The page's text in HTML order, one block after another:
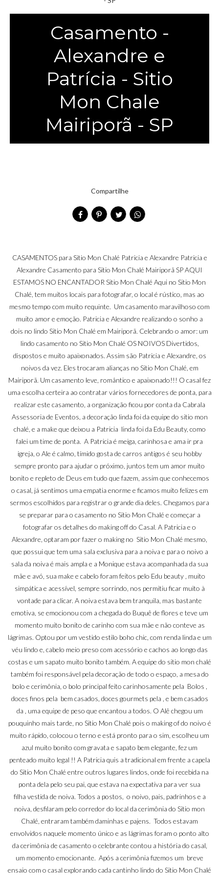
Casamento -
Alexandre e
Patrícia - Sitio
Mon Chale
Mairiporã - SP
Compartilhe
CASAMENTOS para Sitio Mon Chalé Patricia e Alexandre Patricia e
Alexandre Casamento para Sitio Mon Chalé Mairiporã SP AQUI
ESTAMOS NO ENCANTADOR Sitio Mon Chalé Aqui no Sitio Mon
Chalé, tem muitos locais para fotografar, o local é rústico, mas ao
mesmo tempo com muito requinte. Um casamento maravilhoso com
muito amor e emoção. Patricia e Alexandre realizando o sonho a
dois no lindo Sitio Mon Chalé em Mairiporã. Celebrando o amor: um
lindo casamento no Sitio Mon Chalé OS NOIVOS Divertidos,
dispostos e muito apaixonados. Assim são Patricia e Alexandre, os
noivos da vez. Eles trocaram alianças no Sitio Mon Chalé, em
Mairiporã. Um casamento leve, romântico e apaixonado!!! O casal fez
uma escolha certeira ao contratar vários fornecedores de ponta, para
realizar este casamento, a organização ficou por conta da Cabrala
Assessoria de Eventos, a decoração linda foi da equipe do sitio mon
chalé, e a make que deixou a Patricia linda foi da Edu Beauty, como
falei um time de ponta. A Patricia é meiga, carinhosa e ama ir pra
igreja, o Ale é calmo, tímido gosta de carros antigos é seu hobby
sempre pronto para ajudar o próximo, juntos tem um amor muito
bonito e repleto de Deus em tudo que fazem, assim que conhecemos
o casal, já sentimos uma empatia enorme e ficamos muito felizes em
sermos escolhidos para registrar o grande dia deles. Chegamos para
se preparar para o casamento no Sitio Mon Chalé e começar a
fotografar os detalhes do making off do Casal. A Patricia e o
Alexandre, optaram por fazer o making no Sitio Mon Chalé mesmo,
que possui que tem uma sala exclusiva para a noiva e para o noivo a
sala da noiva é mais ampla e a Monique estava acompanhada da sua
mãe e avó, sua make e cabelo foram feitos pelo Edu beauty , muito
simpática e acessível, sempre sorrindo, nos permitiu ficar muito à
vontade para clicar. A noiva estava bem tranquila, mas bastante
emotiva, se emocionou com a chegada do Buquê de flores e teve um
momento muito bonito de carinho com sua mãe e não conteve as
lágrimas. Optou por um vestido estilo boho chic, com renda linda e um
véu lindo e, cabelo meio preso com acessório e cachos ao longo das
costas e um sapato muito bonito também. A equipe do sitio mon chalé
também foi responsável pela decoração de todo o espaço, a mesa do
bolo e cerimônia, o bolo principal feito carinhosamente pela Bolos ,
doces finos pela bem casados, doces gourmets pela , e bem casados
da , uma equipe de peso que encantou a todos. O Alê chegou um
pouquinho mais tarde, no Sitio Mon Chalé pois o making of do noivo é
muito rápido, colocou o terno e está pronto para o sim, escolheu um
azul muito bonito com gravata e sapato bem elegante, fez um
penteado muito legal !! A Patricia quis a tradicional em frente a capela
do Sitio Mon Chalé entre outros lugares lindos, onde foi recebida na
ponta dela pelo seu pai, que estava na expectativa para ver sua
filha vestida de noiva. Todos a postos, o noivo, pais, padrinhos e a
noiva, desfilaram pelo corredor do local da cerimônia do Sitio mon
Chalé, entraram também daminhas e pajens. Todos estavam
envolvidos naquele momento único e as lágrimas foram o ponto alto
da cerimônia de casamento o celebrante contou a história do casal,
um momento emocionante. Após a cerimônia fizemos um breve
ensaio com o casal explorando cada cantinho lindo do Sitio Mon Chalé